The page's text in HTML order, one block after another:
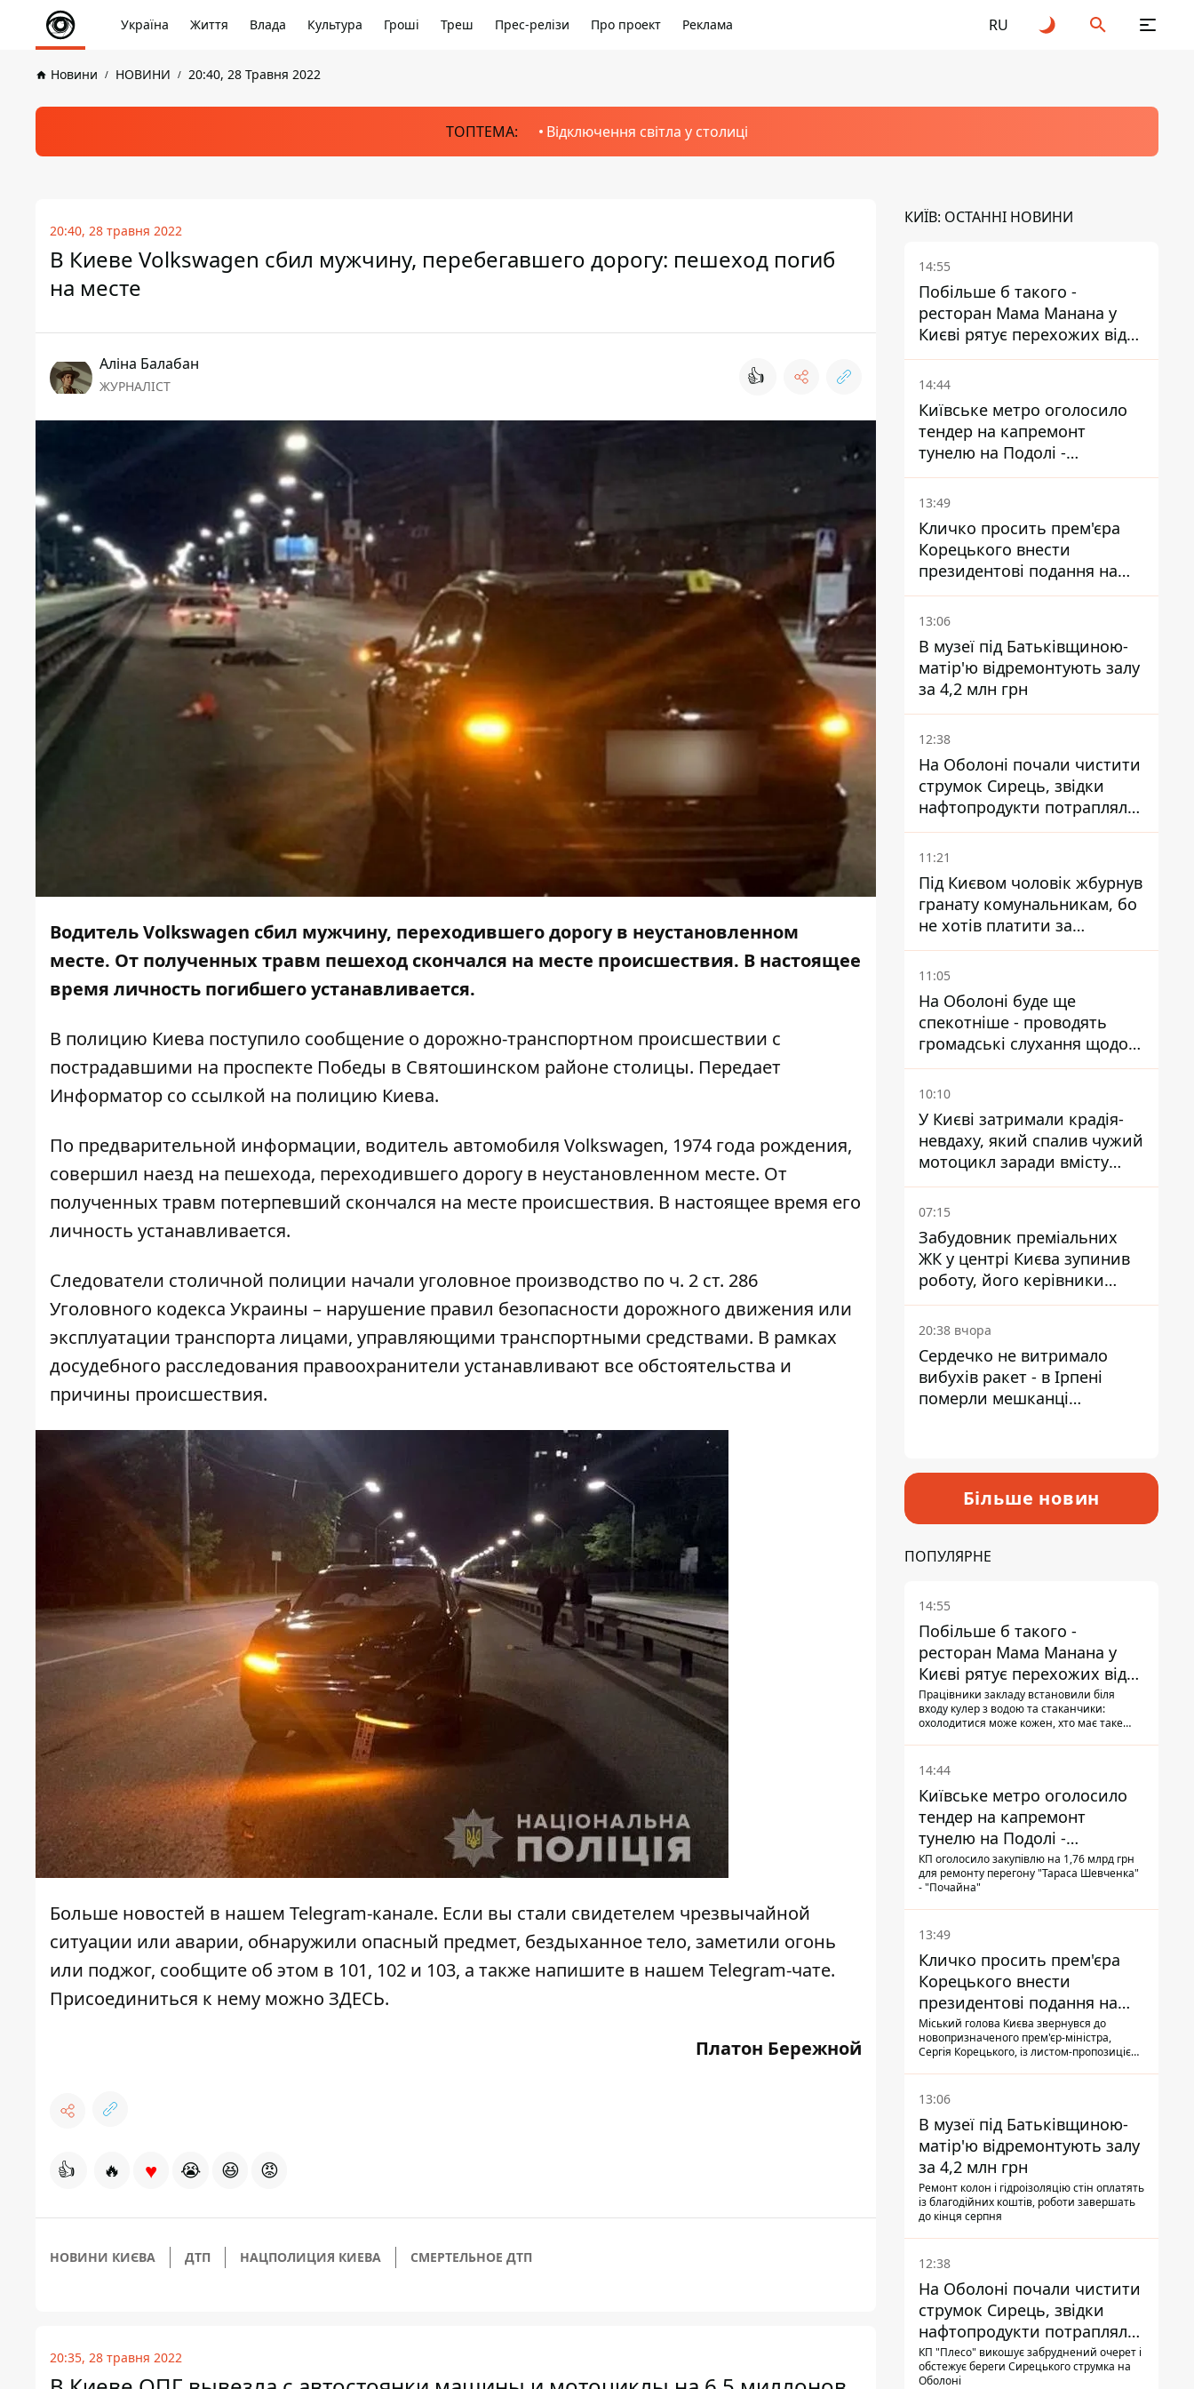
Україна Життя Влада Культура Гроші Треш Прес-релізи Про проект Реклама RU
Новини НОВИНИ 20:40, 28 Травня 2022
ТОПТЕМА: Відключення світла у столиці
20:40, 28 травня 2022
В Киеве Volkswagen сбил мужчину, перебегавшего дорогу: пешеход погиб
на месте
Аліна Балабан
ЖУРНАЛІСТ 👍
Водитель Volkswagen сбил мужчину, переходившего дорогу в неустановленном
месте. От полученных травм пешеход скончался на месте происшествия. В настоящее
время личность погибшего устанавливается.
В полицию Киева поступило сообщение о дорожно-транспортном происшествии с
пострадавшими на проспекте Победы в Святошинском районе столицы. Передает
Информатор со ссылкой на полицию Киева.
По предварительной информации, водитель автомобиля Volkswagen, 1974 года рождения,
совершил наезд на пешехода, переходившего дорогу в неустановленном месте. От
полученных травм потерпевший скончался на месте происшествия. В настоящее время его
личность устанавливается.
Следователи столичной полиции начали уголовное производство по ч. 2 ст. 286
Уголовного кодекса Украины – нарушение правил безопасности дорожного движения или
эксплуатации транспорта лицами, управляющими транспортными средствами. В рамках
досудебного расследования правоохранители устанавливают все обстоятельства и
причины происшествия.
Больше новостей в нашем Telegram-канале. Если вы стали свидетелем чрезвычайной
ситуации или аварии, обнаружили опасный предмет, бездыханное тело, заметили огонь
или поджог, сообщите об этом в 101, 102 и 103, а также напишите в нашем Telegram-чате.
Присоединиться к нему можно ЗДЕСЬ.
Платон Бережной
👍 🔥 ♥ 😭 😆 😡
НОВИНИ КИЄВА ДТП НАЦПОЛИЦИЯ КИЕВА СМЕРТЕЛЬНОЕ ДТП
20:35, 28 травня 2022
КИЇВ: ОСТАННІ НОВИНИ
14:55
Побільше б такого -
ресторан Мама Манана у
Києві рятує перехожих від
спеки
14:44
Київське метро оголосило
тендер на капремонт
тунелю на Подолі -
триватиме майже два роки
13:49
Кличко просить прем'єра
Корецького внести
президентові подання на
звільнення володаря
Троєщини Бахматова
13:06
В музеї під Батьківщиною-
матір'ю відремонтують залу
за 4,2 млн грн
12:38
На Оболоні почали чистити
струмок Сирець, звідки
нафтопродукти потрапляли
до озер
11:21
Під Києвом чоловік жбурнув
гранату комунальникам, бо
не хотів платити за
квитанціями
11:05
На Оболоні буде ще
спекотніше - проводять
громадські слухання щодо
храму УГКЦ на Північній
10:10
У Києві затримали крадія-
невдаху, який спалив чужий
мотоцикл заради вмісту
багажника
07:15
Забудовник преміальних
ЖК у центрі Києва зупинив
роботу, його керівники
втекли з України - Bihus.info
20:38 вчора
Сердечко не витримало
вибухів ракет - в Ірпені
померли мешканці
Більше новин
ПОПУЛЯРНЕ
14:55
Побільше б такого -
ресторан Мама Манана у
Києві рятує перехожих від
спеки
Працівники закладу встановили біля
входу кулер з водою та стаканчики:
охолодитися може кожен, хто має таке
14:44
Київське метро оголосило
тендер на капремонт
тунелю на Подолі -
триватиме майже два роки
КП оголосило закупівлю на 1,76 млрд грн
для ремонту перегону "Тараса Шевченка"
- "Почайна"
13:49
Кличко просить прем'єра
Корецького внести
президентові подання на
звільнення володаря
Троєщини Бахматова
Міський голова Києва звернувся до
новопризначеного прем'єр-міністра,
Сергія Корецького, із листом-пропозицією
13:06
В музеї під Батьківщиною-
матір'ю відремонтують залу
за 4,2 млн грн
Ремонт колон і гідроізоляцію стін оплатять
із благодійних коштів, роботи завершать
до кінця серпня
12:38
На Оболоні почали чистити
струмок Сирець, звідки
нафтопродукти потрапляли
до озер
КП "Плесо" викошує забруднений очерет і
обстежує береги Сирецького струмка на
Оболоні